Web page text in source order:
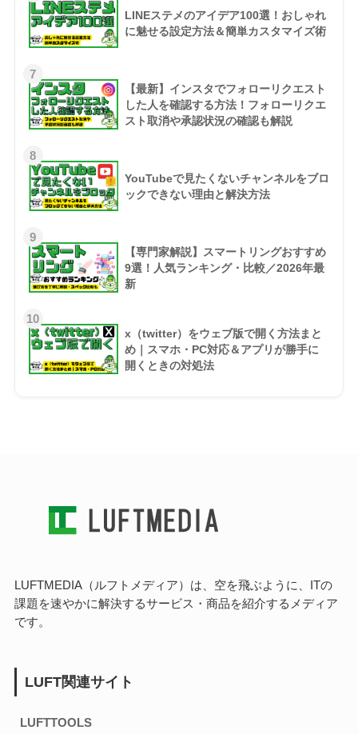
LINEステメのアイデア100選！おしゃれ
に魅せる設定方法＆簡単カスタマイズ術
7
【最新】インスタでフォローリクエスト
した人を確認する方法！フォローリクエ
スト取消や承認状況の確認も解説
8
YouTubeで見たくないチャンネルをブロ
ックできない理由と解決方法
9
【専門家解説】スマートリングおすすめ
9選！人気ランキング・比較／2026年最
新
10
x（twitter）をウェブ版で開く方法まと
め｜スマホ・PC対応＆アプリが勝手に
開くときの対処法
LUFTMEDIA（ルフトメディア）は、空を飛ぶように、ITの
課題を速やかに解決するサービス・商品を紹介するメディア
です。
LUFT関連サイト
LUFTTOOLS